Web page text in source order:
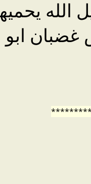
الله
غضبان ابو